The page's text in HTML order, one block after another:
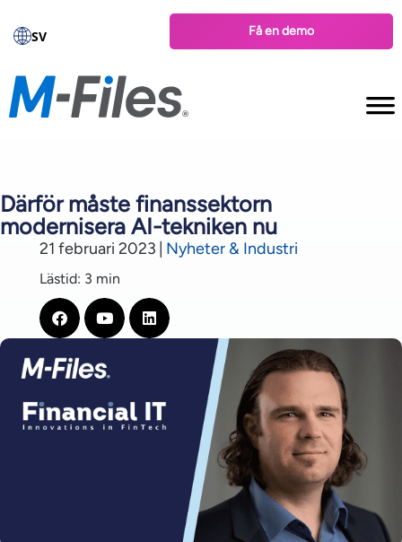
SV Få en demo
Därför måste finanssektorn
modernisera AI-tekniken nu
21 februari 2023 Nyheter & Industri
Lästid: 3 min